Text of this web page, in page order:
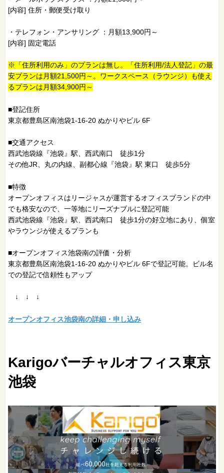
[内容] 住所・郵便受け取り
・テレフォン・アンサリング ：月額13,900円～
[内容] 固定電話
※「住所利用のみ」のプランは無し。「住所利用/法人登記」の最
安プランは月額21,500円～。ワークスペース（ラウンジ）も使え
るプランは月額34,900円～
■登記住所
東京都豊島区南池袋1-16-20 ぬかりやビル 6F
■交通アクセス
西武池袋線『池袋』駅、西武南口 徒歩1分
その他JR、丸の内線、副都心線『池袋』駅 東口 徒歩5分
■特徴
オープンオフィスはリージャスが運営するオフィスブランドの中
でも格安なので、一等地にリーズナブルに登記可能
西武池袋線『池袋』駅、西武南口 徒歩1分の好立地にあり、個室
やラウンジが使えるプランも
■オープンオフィス池袋南の評価・分析
東京都豊島区南池袋1-16-20 ぬかりやビル 6Fで登記可能。ビル名
での登記で信頼性もアップ
↓ ↓ ↓
オープンオフィス池袋南の詳細・申し込み
Karigoバーチャルオフィス東京
池袋